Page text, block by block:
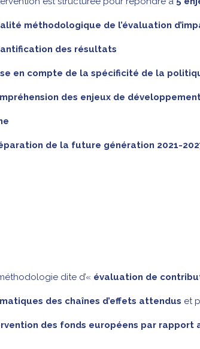
méthodologique de l’évaluation
des résultats
en compte de la spécificité de la
des enjeux de
de la future génération 2021-
dite d’« évaluation de
des chaînes d’effets attendus et
des fonds européens par rapport